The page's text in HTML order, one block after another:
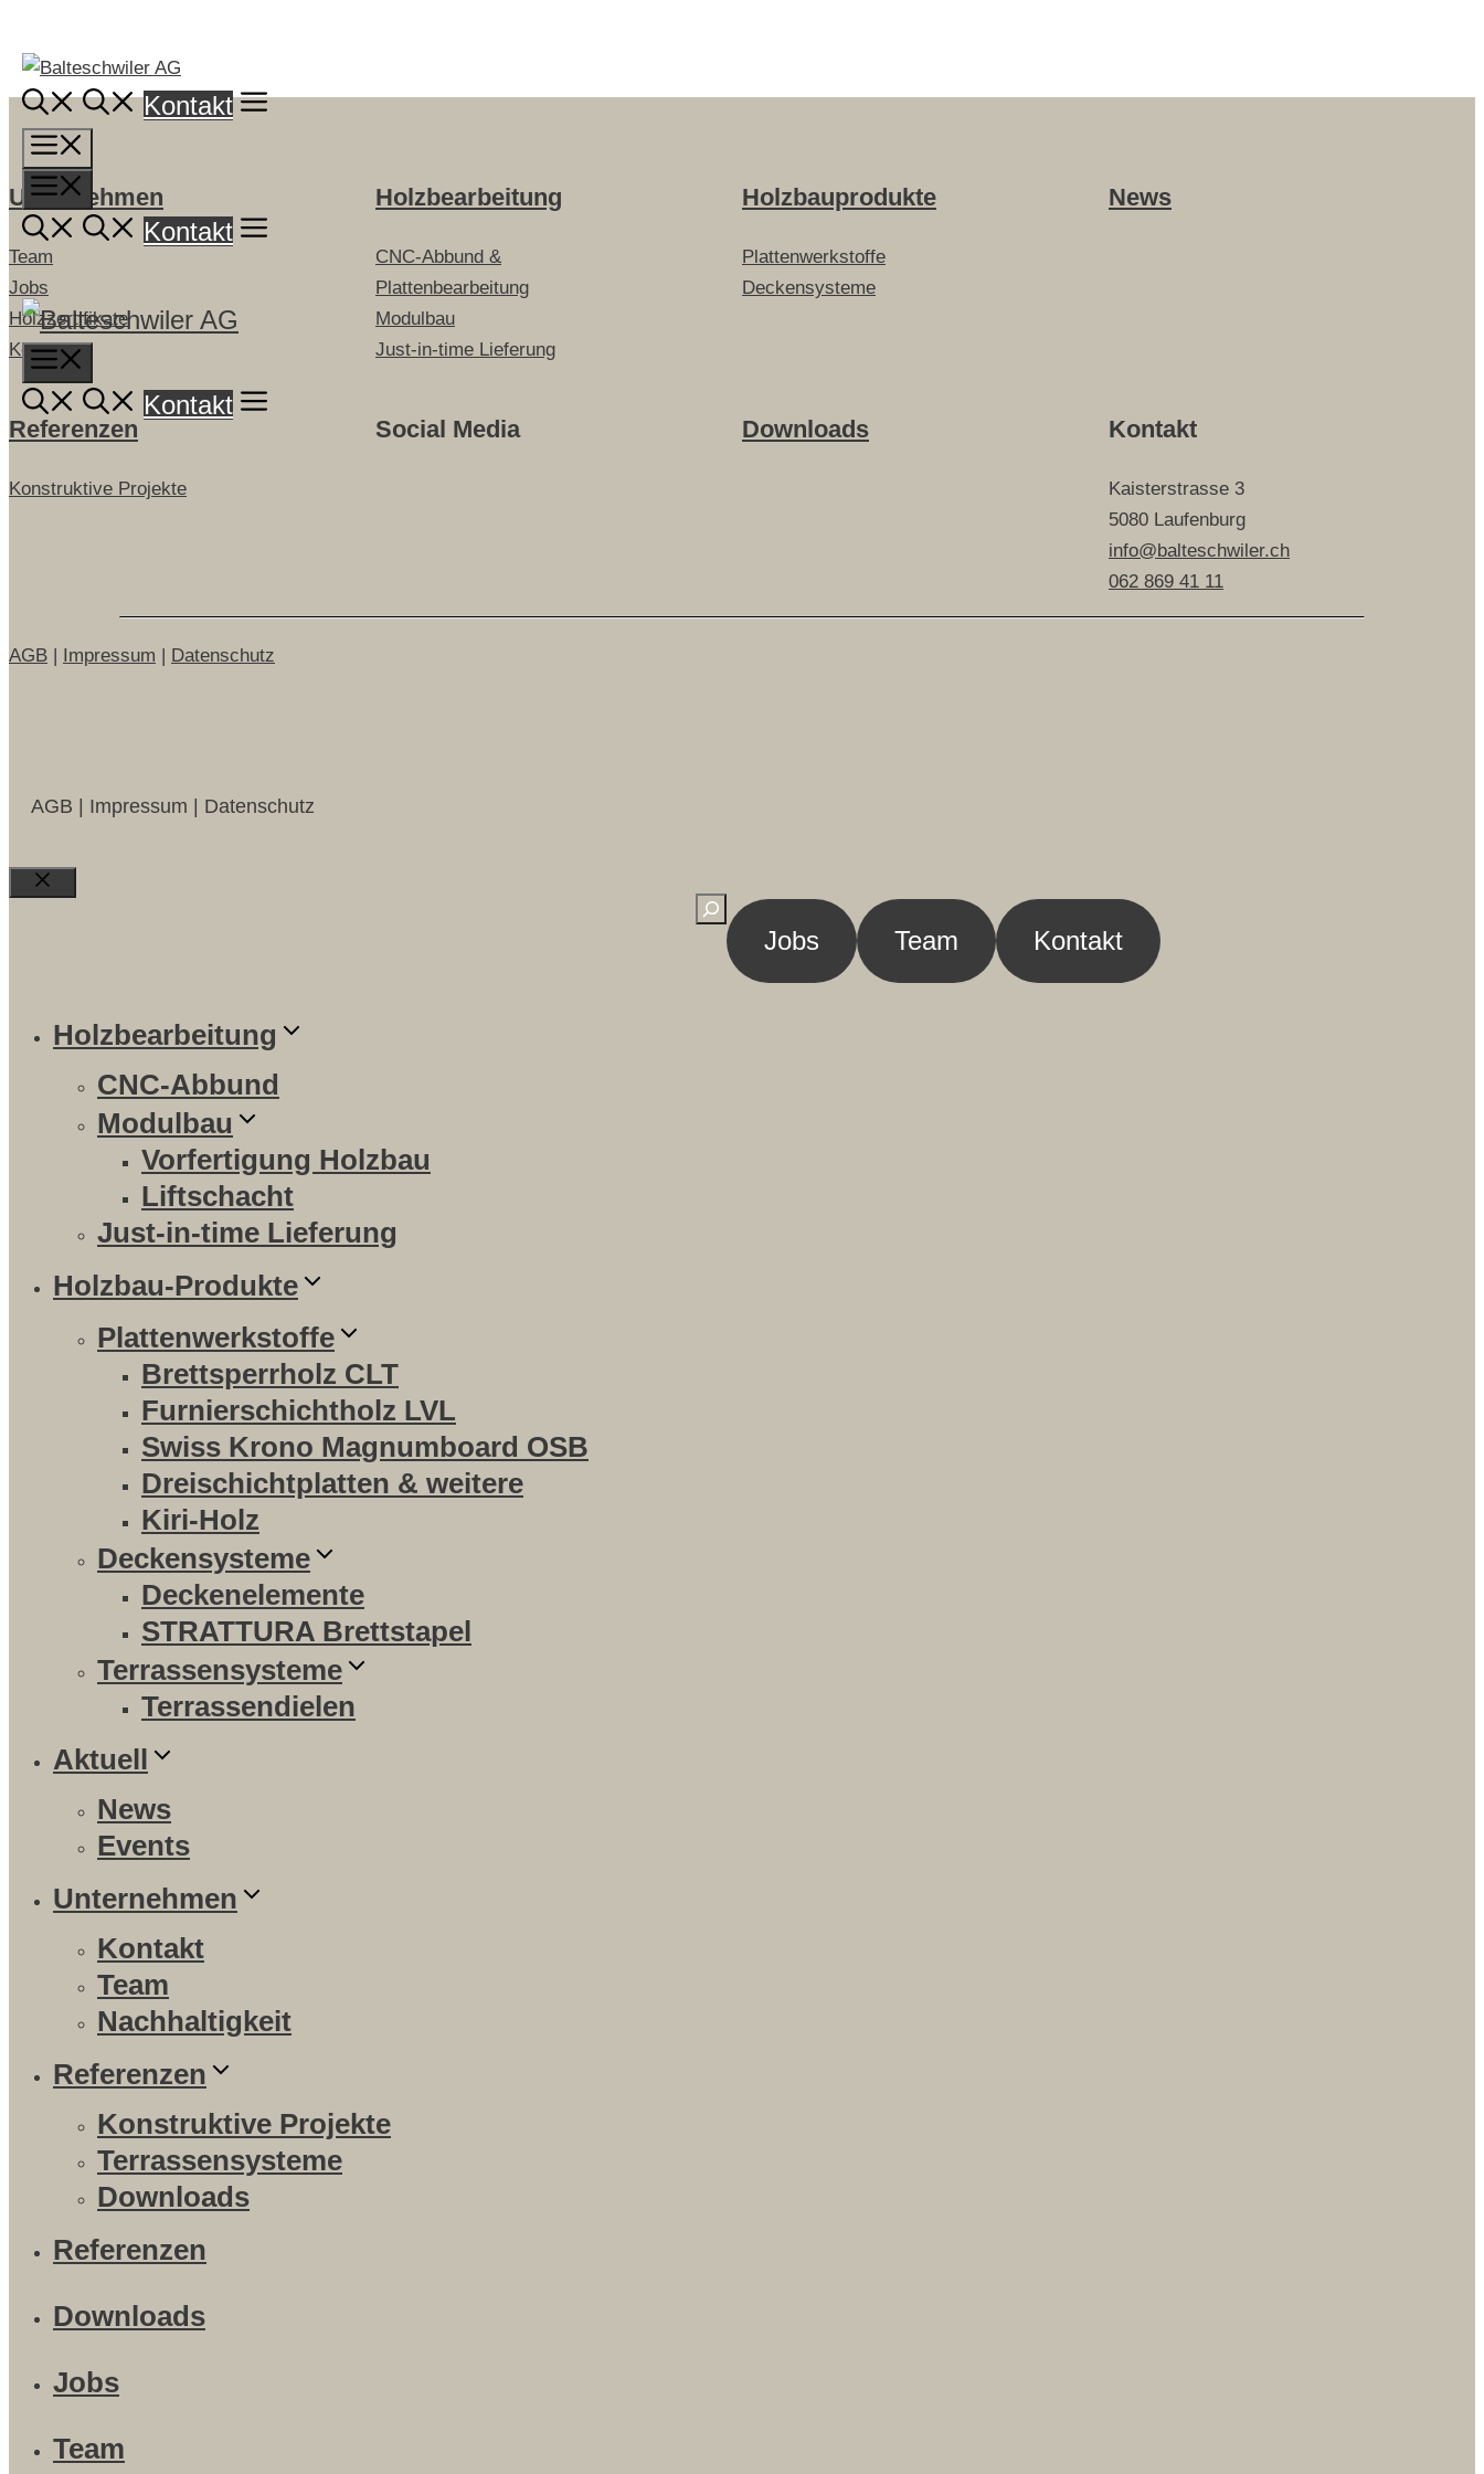
zum
Inhalt
Kontakt
Menü
Kontakt
Kontakt
Unternehmen
Team
Jobs
Holzzertifikate
Kontakt
Holzbearbeitung
CNC-Abbund &
Plattenbearbeitung
Modulbau
Just-in-time Lieferung
Holzbauprodukte
Plattenwerkstoffe
Deckensysteme
News
Referenzen
Konstruktive Projekte
Social Media Downloads Kontakt
Kaisterstrasse 3
5080 Laufenburg
info@balteschwiler.ch
062 869 41 11
AGB | Impressum | Datenschutz
AGB | Impressum | Datenschutz
Close Suchen
Jobs Team Kontakt
Holzbearbeitung
CNC-Abbund
Modulbau
Vorfertigung Holzbau
Liftschacht
Just-in-time Lieferung
Holzbau-Produkte
Plattenwerkstoffe
Brettsperrholz CLT
Furnierschichtholz LVL
Swiss Krono Magnumboard OSB
Dreischichtplatten & weitere
Kiri-Holz
Deckensysteme
Deckenelemente
STRATTURA Brettstapel
Terrassensysteme
Terrassendielen
Aktuell
News
Events
Unternehmen
Kontakt
Team
Nachhaltigkeit
Referenzen
Konstruktive Projekte
Terrassensysteme
Downloads
Referenzen
Downloads
Jobs
Team